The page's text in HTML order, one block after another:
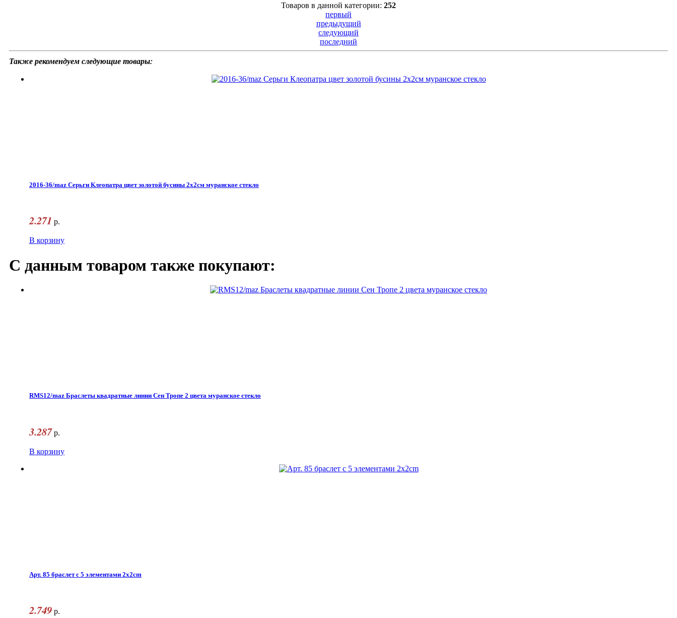
Товаров в данной категории: 252
первый
предыдущий
следующий
последний
Также рекомендуем следующие товары:
2016-36/maz Серьги Клеопатра цвет золотой бусины 2х2см муранское стекло
2.271 р.
В корзину
С данным товаром также покупают:
RMS12/maz Браслеты квадратные линии Сен Тропе 2 цвета муранское стекло
3.287 р.
В корзину
Арт. 85 браслет с 5 элементами 2x2cm
2.749 р.